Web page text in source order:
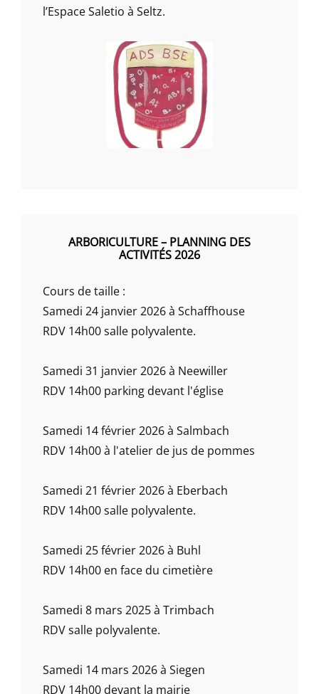
l’Espace Saletio à Seltz.
ARBORICULTURE – PLANNING DES
ACTIVITÉS 2026
Cours de taille :
Samedi 24 janvier 2026 à Schaffhouse
RDV 14h00 salle polyvalente.
Samedi 31 janvier 2026 à Neewiller
RDV 14h00 parking devant l'église
Samedi 14 février 2026 à Salmbach
RDV 14h00 à l'atelier de jus de pommes
Samedi 21 février 2026 à Eberbach
RDV 14h00 salle polyvalente.
Samedi 25 février 2026 à Buhl
RDV 14h00 en face du cimetière
Samedi 8 mars 2025 à Trimbach
RDV salle polyvalente.
Samedi 14 mars 2026 à Siegen
RDV 14h00 devant la mairie